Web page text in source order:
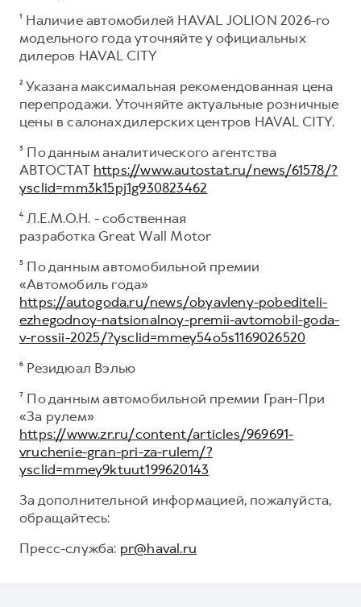
¹ Наличие автомобилей HAVAL JOLION 2026-го
модельного года уточняйте у официальных
дилеров HAVAL CITY
² Указана максимальная рекомендованная цена
перепродажи. Уточняйте актуальные розничные
цены в салонах дилерских центров HAVAL CITY.
³ По данным аналитического агентства
АВТОСТАТ https://www.autostat.ru/news/61578/?
ysclid=mm3k15pj1g930823462
⁴ Л.Е.М.О.Н. - собственная
разработка Great Wall Motor
⁵ По данным автомобильной премии
«Автомобиль года»
https://autogoda.ru/news/obyavleny-pobediteli-
ezhegodnoy-natsionalnoy-premii-avtomobil-goda-
v-rossii-2025/?ysclid=mmey54o5s1169026520
⁶ Резидюал Вэлью
⁷ По данным автомобильной премии Гран-При
«За рулем»
https://www.zr.ru/content/articles/969691-
vruchenie-gran-pri-za-rulem/?
ysclid=mmey9ktuut199620143
За дополнительной информацией, пожалуйста,
обращайтесь:
Пресс-служба: pr@haval.ru